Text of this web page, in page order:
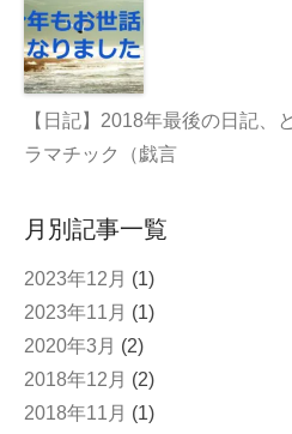
【日記】2018年最後の日記、
ラマチック（戯言
月別記事一覧
2023年12月 (1)
2023年11月 (1)
2020年3月 (2)
2018年12月 (2)
2018年11月 (1)